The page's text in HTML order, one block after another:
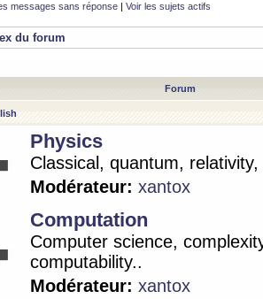
messages sans réponse | Voir les sujets actifs
du forum
Forum
Physics
Classical, quantum,
Modérateur: xantox
Computation
Computer science,
computability..
Modérateur: xantox